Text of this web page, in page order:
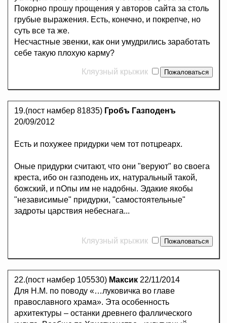
Покорно прошу прощения у авторов сайта за столь
грубые выражения. Есть, конечно, и покрепче, но
суть все та же.
Несчастные эвенки, как они умудрились заработать
себе такую плохую карму?
Кляузный крыжик
19.(пост намбер 81835) Гробъ Газподенъ
20/09/2012
Есть и похужее придурки чем тот потцреарх.
Оные придурки считают, что они "веруют" во своега
креста, ибо он газподень их, натуральный такой,
божский, и пОпы им не надобны. Эдакие якобы
"независимые" придурки, "самостоятельные"
задроты царствия небеснага...
Кляузный крыжик
22.(пост намбер 105530) Максик 22/11/2014
Для Н.М. по поводу «…луковичка во главе
православного храма». Эта особенность
архитектуры – останки древнего фаллического